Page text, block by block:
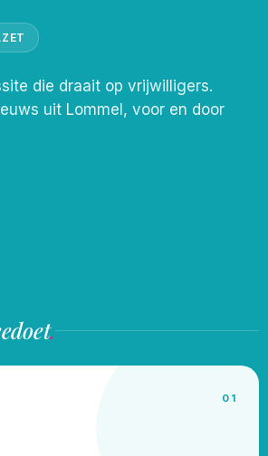
die draait op vrijwilligers.
uit Lommel, voor en door
.
01